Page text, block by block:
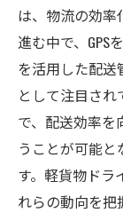
は、物流の効率
進む中で、GPS
を活用した配
として注目さ
で、配送効率
うことが可能
す。軽貨物ドラ
れらの動向を把